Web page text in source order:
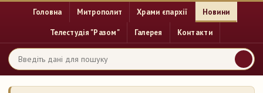
Головна Митрополит Храми єпархії Новини
Телестудія "Разом" Галерея Контакти